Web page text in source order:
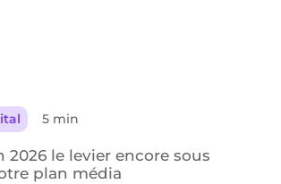
5 min
2026 le levier encore sous
plan média